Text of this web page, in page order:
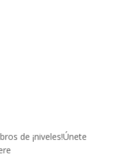
de ¡niveles!Únete